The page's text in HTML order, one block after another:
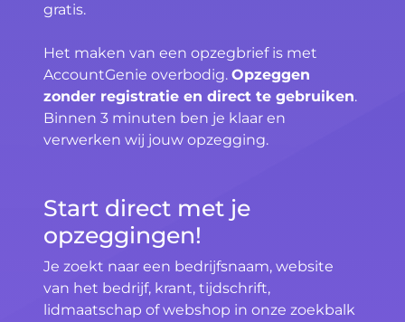
gratis.
Het maken van een opzegbrief is met
AccountGenie overbodig. Opzeggen
zonder registratie en direct te gebruiken.
Binnen 3 minuten ben je klaar en
verwerken wij jouw opzegging.
Start direct met je
opzeggingen!
Je zoekt naar een bedrijfsnaam, website
van het bedrijf, krant, tijdschrift,
lidmaatschap of webshop in onze zoekbalk